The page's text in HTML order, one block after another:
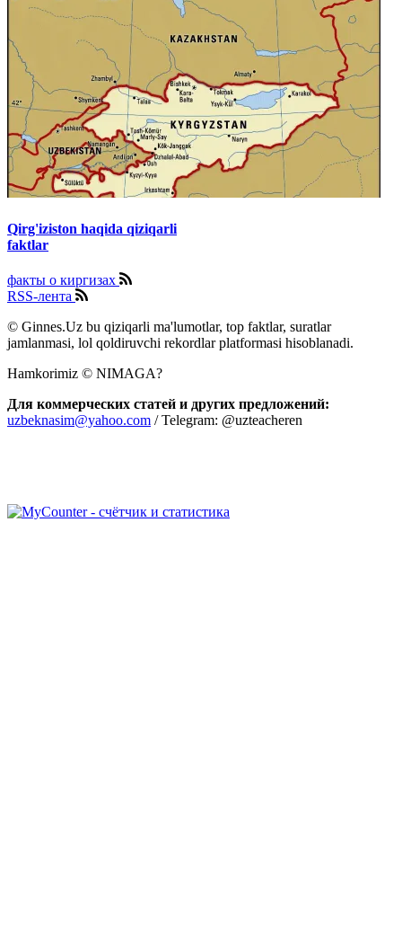
Qirg'iziston haqida qiziqarli
faktlar
факты о киргизах
RSS-лента
© Ginnes.Uz bu qiziqarli ma'lumotlar, top faktlar, suratlar
jamlanmasi, lol qoldiruvchi rekordlar platformasi hisoblanadi.
Hamkorimiz © NIMAGA?
Для коммерческих статей и других предложений:
uzbeknasim@yahoo.com / Telegram: @uzteacheren